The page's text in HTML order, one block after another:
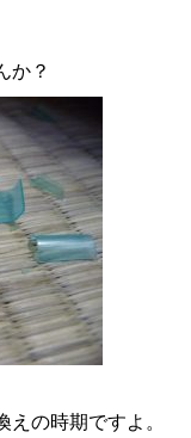
か？
の時期ですよ。